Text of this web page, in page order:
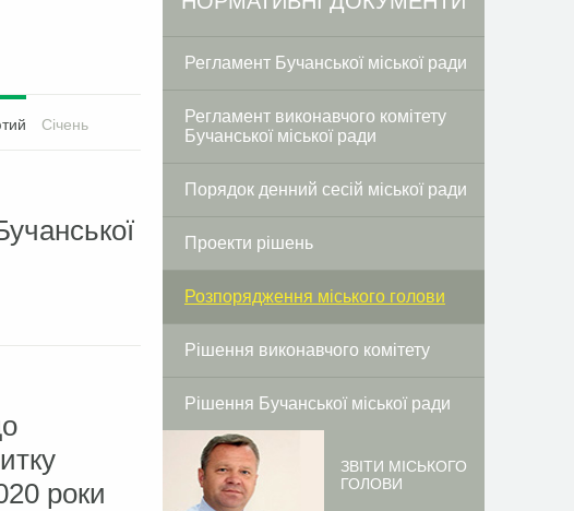
Січень
роки
Регламент Бучанської міської ради
Регламент виконавчого комітету
Бучанської міської ради
Порядок денний сесій міської ради
Проекти рішень
Розпорядження міського голови
Рішення виконавчого комітету
Рішення Бучанської міської ради
ЗВІТИ МІСЬКОГО
ГОЛОВИ